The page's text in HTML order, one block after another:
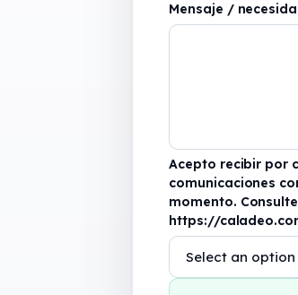
Mensaje /
Acepto recibir por
comunicaciones
momento.
https://